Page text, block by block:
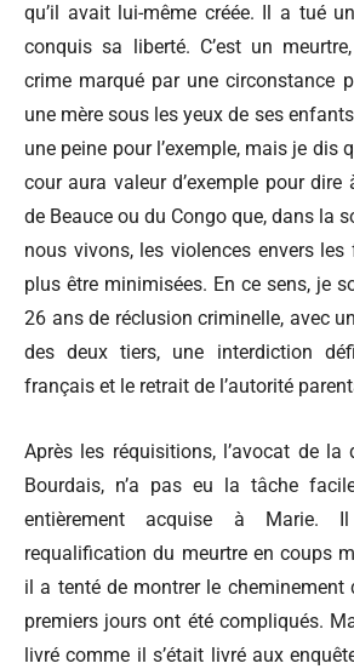
qu’il avait lui-même créée. Il a tué
conquis sa liberté. C’est un
crime marqué par une circonstance
une mère sous les yeux de ses
une peine pour l’exemple, mais je dis
cour aura valeur d’exemple pour
de Beauce ou du Congo que, dans la
nous vivons, les violences envers
plus être minimisées. En ce sens, je
26 ans de réclusion criminelle, avec
des deux tiers, une interdiction
français et le retrait de l’autorité
Après les réquisitions, l’avocat de la
Bourdais, n’a pas eu la tâche
entièrement acquise à Marie.
requalification du meurtre en coups
il a tenté de montrer le cheminement
premiers jours ont été compliqués.
livré comme il s’était livré aux